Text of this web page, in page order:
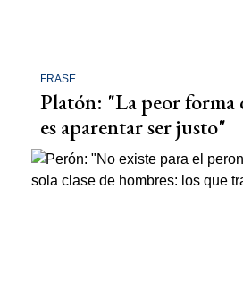
FRASE
Platón: "La peor forma
es aparentar ser justo"